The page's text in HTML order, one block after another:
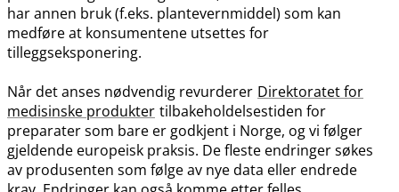
har annen bruk (f.eks. plantevernmiddel) som kan
medføre at konsumentene utsettes for
tilleggseksponering.
Når det anses nødvendig revurderer Direktoratet for
medisinske produkter tilbakeholdelsestiden for
preparater som bare er godkjent i Norge, og vi følger
gjeldende europeisk praksis. De fleste endringer søkes
av produsenten som følge av nye data eller endrede